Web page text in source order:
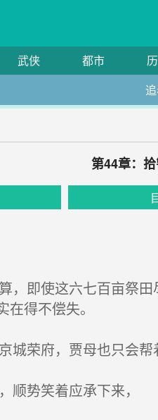
武侠 都市
第44章：
即使这六七百亩祭田
得不偿失。
荣府，贾母也只会帮
势笑着应承下来，